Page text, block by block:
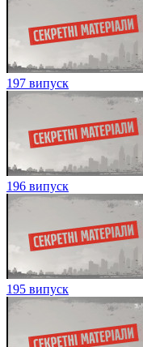
197 випуск
196 випуск
195 випуск